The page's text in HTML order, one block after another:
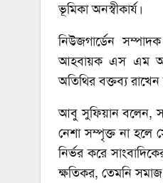
ভূমিকা অনস্বীকার্য।
নিউজগার্ডেন
আহবায়ক এস এম
অতিথির বক্তব্য
আবু সুফিয়ান বলেন,
নেশা সম্পৃক্ত না হলে
নির্ভর করে
ক্ষতিকর, তেমনি